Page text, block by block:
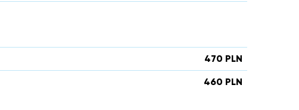
470 PLN
460 PLN